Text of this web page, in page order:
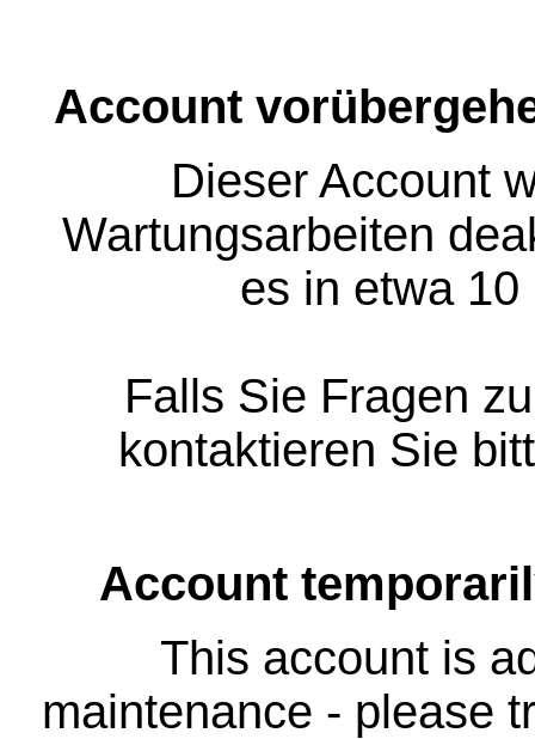
Account
Dieser Account
Wartungsarbeiten
es in etwa
Falls Sie Fragen
kontaktieren Sie
Account
This account is
maintenance - please